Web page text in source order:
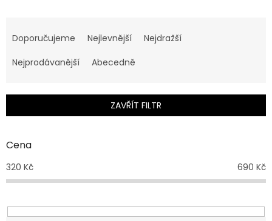
a
e
í
r
d
k
t
Doporučujeme Nejlevnější
Nejdražší
Nejprodávanější
Abecedně
ZAVŘÍT FILTR
Cena
320 Kč 690 Kč